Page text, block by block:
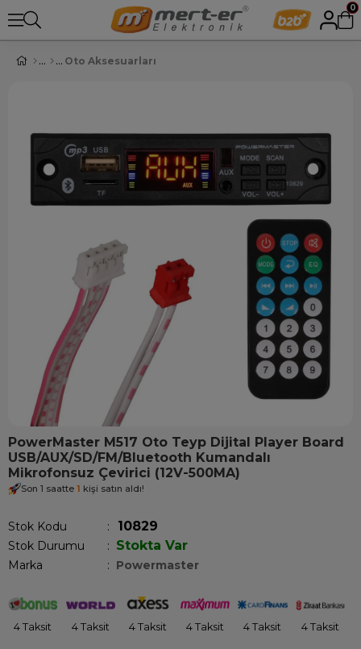
0
Oto Aksesuarları
PowerMaster M517 Oto Teyp Dijital Player Board
USB/AUX/SD/FM/Bluetooth Kumandalı
Mikrofonsuz Çevirici (12V-500MA)
Son 1 saatte 1 kişi satın aldı!
Stok Kodu 10829
Stok Durumu : Stokta Var
Marka : Powermaster
4 Taksit 4 Taksit 4 Taksit 4 Taksit 4 Taksit 4 Taksit